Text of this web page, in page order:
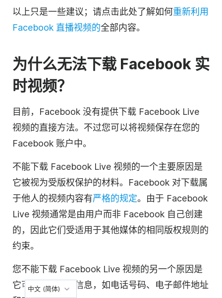
以上只是一些建议；请点击此处了解如何重新利用
Facebook 直播视频的全部内容。
为什么无法下载 Facebook 实
时视频？
目前，Facebook 没有提供下载 Facebook Live
视频的直接方法。不过您可以将视频保存在您的
Facebook 账户中。
不能下载 Facebook Live 视频的一个主要原因是
它被视为受版权保护的材料。Facebook 对下载属
于他人的视频内容有严格的规定。由于 Facebook
Live 视频通常是由用户而非 Facebook 自己创建
的，因此它们受适用于其他媒体的相同版权规则的
约束。
您不能下载 Facebook Live 视频的另一个原因是
它可能包含个人信息，如电话号码、电子邮件地址
中文 (简体)